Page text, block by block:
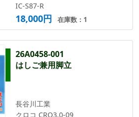
IC-S87-R
18,000円 在庫数：1
26A0458-001
はしご兼用脚立
長谷川工業
クロコ CRO3.0-09